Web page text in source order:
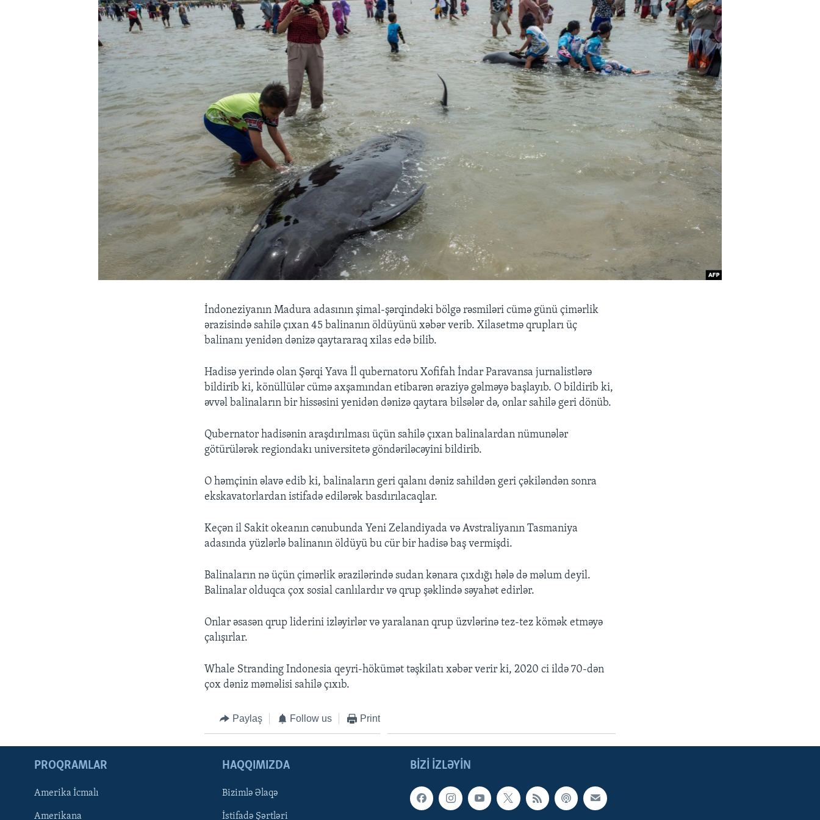
İndoneziyanın Madura adasının şimal-şərqindəki bölgə rəsmiləri cümə günü çimərlik
ərazisində sahilə çıxan 45 balinanın öldüyünü xəbər verib. Xilasetmə qrupları üç
balinanı yenidən dənizə qaytararaq xilas edə bilib.
Hadisə yerində olan Şərqi Yava İl qubernatoru Xofifah İndar Paravansa jurnalistlərə
bildirib ki, könüllülər cümə axşamından etibarən əraziyə gəlməyə başlayıb. O bildirib ki,
əvvəl balinaların bir hissəsini yenidən dənizə qaytara bilsələr də, onlar sahilə geri dönüb.
Qubernator hadisənin araşdırılması üçün sahilə çıxan balinalardan nümunələr
götürülərək regiondakı universitetə göndəriləcəyini bildirib.
O həmçinin əlavə edib ki, balinaların geri qalanı dəniz sahildən geri çəkiləndən sonra
ekskavatorlardan istifadə edilərək basdırılacaqlar.
Keçən il Sakit okeanın cənubunda Yeni Zelandiyada və Avstraliyanın Tasmaniya
adasında yüzlərlə balinanın öldüyü bu cür bir hadisə baş vermişdi.
Balinaların nə üçün çimərlik ərazilərində sudan kənara çıxdığı hələ də məlum deyil.
Balinalar olduqca çox sosial canlılardır və qrup şəklində səyahət edirlər.
Onlar əsasən qrup liderini izləyirlər və yaralanan qrup üzvlərinə tez-tez kömək etməyə
çalışırlar.
Whale Stranding Indonesia qeyri-hökümət təşkilatı xəbər verir ki, 2020 ci ildə 70-dən
çox dəniz məməlisi sahilə çıxıb.
Paylaş Follow us Print
BIZI IZLƏYIN
PROQRAMLAR
Amerika İcmalı
Amerikana
HAQQIMIZDA
Bizimlə Əlaqə
İstifadə Şərtləri